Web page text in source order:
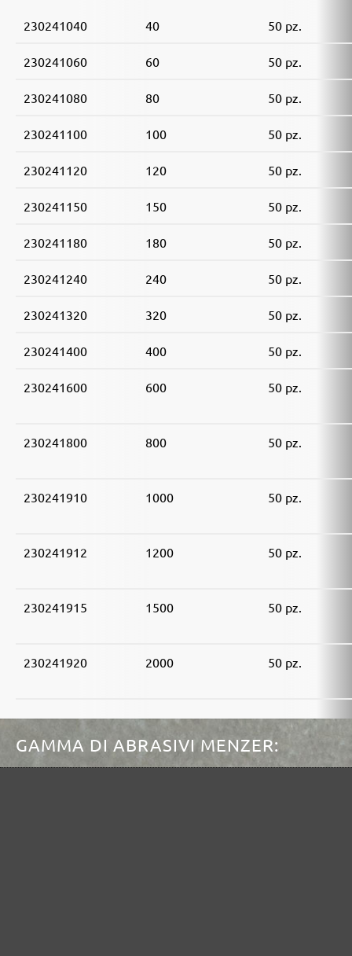
230241040 40 50 pz.
230241060 60 50 pz.
230241080 80 50 pz.
230241100 100 50 pz.
230241120 120 50 pz.
230241150 150 50 pz.
230241180 180 50 pz.
230241240 240 50 pz.
230241320 320 50 pz.
230241400 400 50 pz.
230241600 600 50 pz.
230241800 800 50 pz.
230241910 1000 50 pz.
230241912 1200 50 pz.
230241915 1500 50 pz.
230241920 2000 50 pz.
GAMMA DI ABRASIVI MENZER: